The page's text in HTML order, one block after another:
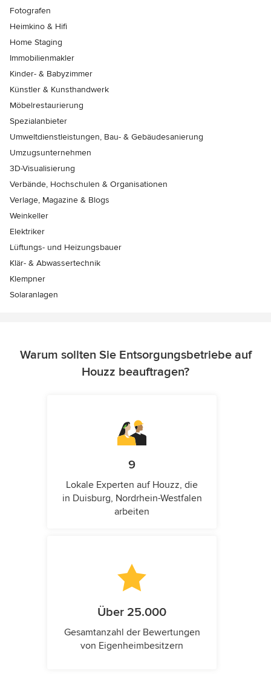
Fotografen
Heimkino & Hifi
Home Staging
Immobilienmakler
Kinder- & Babyzimmer
Künstler & Kunsthandwerk
Möbelrestaurierung
Spezialanbieter
Umweltdienstleistungen, Bau- & Gebäudesanierung
Umzugsunternehmen
3D-Visualisierung
Verbände, Hochschulen & Organisationen
Verlage, Magazine & Blogs
Weinkeller
Elektriker
Lüftungs- und Heizungsbauer
Klär- & Abwassertechnik
Klempner
Solaranlagen
Warum sollten Sie Entsorgungsbetriebe auf
Houzz beauftragen?
9
Lokale Experten auf Houzz, die
in Duisburg, Nordrhein-Westfalen
arbeiten
Über 25.000
Gesamtanzahl der Bewertungen
von Eigenheimbesitzern